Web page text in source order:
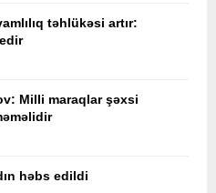
təhlükəsi artır:
Milli maraqlar şəxsi
həbs edildi